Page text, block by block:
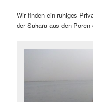
Wir finden ein ruhiges
der Sahara aus den